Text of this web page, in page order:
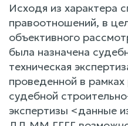
Исходя из характера
правоотношений, в
объективного
была назначена
техническая
проведенной в
судебной
экспертизы <данные